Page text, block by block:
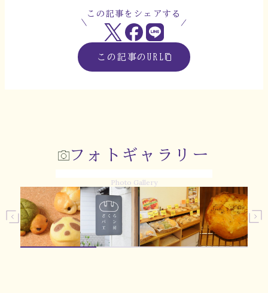
この記事をシェアする
この記事のURL
フォトギャラリー
Photo Gallery